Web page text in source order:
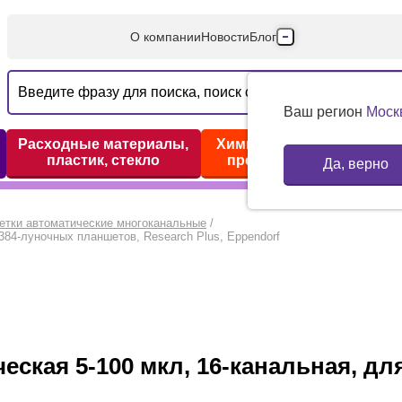
О компанииНовостиБлог
Производители
Партнеры
Контакты
Ваш регион
Да, верно
Расходные материалы,
пластик, стекло
Химические реактивы,
препараты, наборы
автоматические многоканальные /
луночных планшетов, Research Plus, Eppendorf
5-100 мкл, 16-канальная,